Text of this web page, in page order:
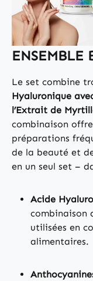
ENSEMBLE
Le set combine
Hyaluronique
l’Extrait de
combinaison
préparations
de la beauté et
en un seul set –
Acide
combinaison
utilisées en
alimentaires.